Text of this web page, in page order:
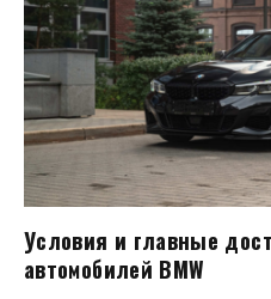
Условия и главные
автомобилей BMW